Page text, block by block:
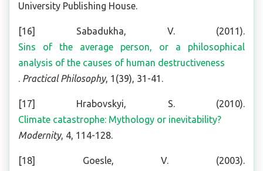
University Publishing House.
[16] Sabadukha, V. (2011).
Sins of the average person, or a philosophical
analysis of the causes of human destructiveness
. Practical Philosophy, 1(39), 31-41.
[17] Hrabovskyi, S. (2010).
Climate catastrophe: Mythology or inevitability?
Modernity, 4, 114-128.
[18] Goesle, V. (2003).